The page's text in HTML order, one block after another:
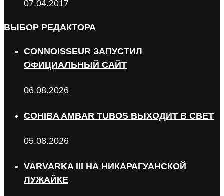
07.04.2017
ВЫБОР РЕДАКТОРА
CONNOISSEUR ЗАПУСТИЛ
ОФИЦИАЛЬНЫЙ САЙТ
06.08.2026
COHIBA AMBAR TUBOS ВЫХОДИТ В СВЕТ
05.08.2026
VARVARKA III НА НИКАРАГУАНСКОЙ
ЛУЖАЙКЕ